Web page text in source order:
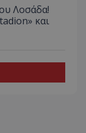
Λοσάδα!
και